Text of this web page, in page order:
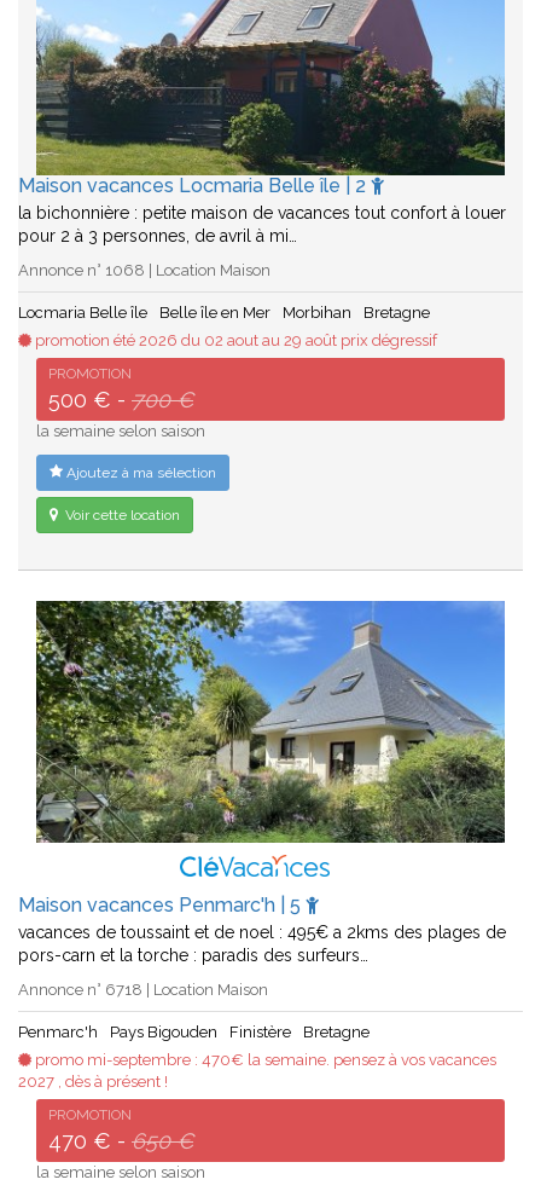
Maison vacances Locmaria Belle île | 2
la bichonnière : petite maison de vacances tout confort à louer
pour 2 à 3 personnes, de avril à mi…
Annonce n° 1068 | Location Maison
Locmaria Belle île Belle île en Mer Morbihan
Bretagne
promotion été 2026 du 02 aout au 29 août prix dégressif
PROMOTION
500 € - 700 €
la semaine selon saison
Ajoutez à ma sélection
Voir cette location
Maison vacances Penmarc'h | 5
vacances de toussaint et de noel : 495€ a 2kms des plages de
pors-carn et la torche : paradis des surfeurs…
Annonce n° 6718 | Location Maison
Penmarc'h Pays Bigouden Finistère
Bretagne
promo mi-septembre : 470€ la semaine. pensez à vos vacances
2027 , dès à présent !
PROMOTION
470 € - 650 €
la semaine selon saison